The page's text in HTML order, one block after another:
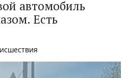
автомобиль
Есть